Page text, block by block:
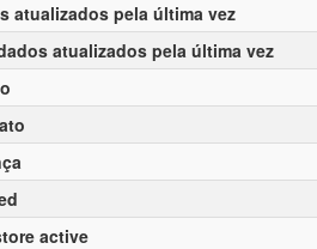
atualizados pela última vez
atualizados pela última vez
active